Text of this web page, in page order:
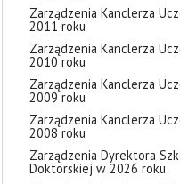
Zarządzenia Kanclerza
2011 roku
Zarządzenia Kanclerza
2010 roku
Zarządzenia Kanclerza
2009 roku
Zarządzenia Kanclerza
2008 roku
Zarządzenia Dyrektora
Doktorskiej w 2026 roku